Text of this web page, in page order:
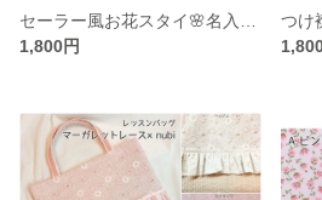
1,800円
つけ